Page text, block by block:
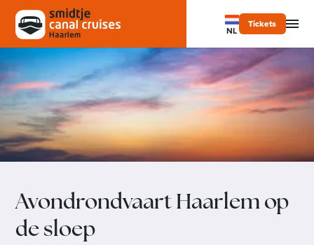
NL
Tickets
Avondrondvaart Haarlem op
de sloep